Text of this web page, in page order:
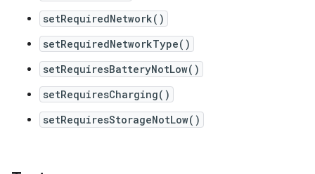
setRequiredNetwork()
setRequiredNetworkType()
setRequiresBatteryNotLow()
setRequiresCharging()
setRequiresStorageNotLow()